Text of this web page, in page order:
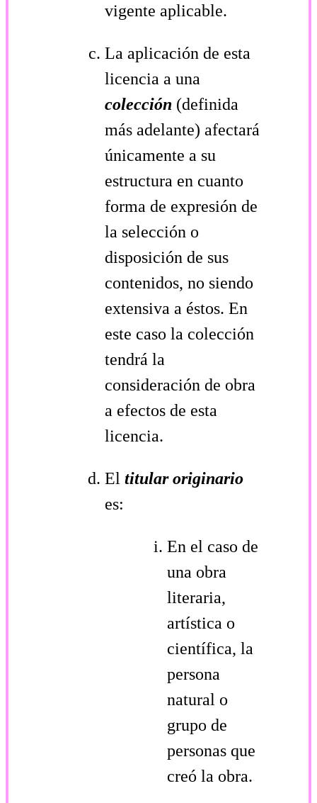
vigente aplicable.
La aplicación de esta
licencia a una
colección (definida
más adelante) afectará
únicamente a su
estructura en cuanto
forma de expresión de
la selección o
disposición de sus
contenidos, no siendo
extensiva a éstos. En
este caso la colección
tendrá la
consideración de obra
a efectos de esta
licencia.
El titular originario
es:
En el caso de
una obra
literaria,
artística o
científica, la
persona
natural o
grupo de
personas que
creó la obra.